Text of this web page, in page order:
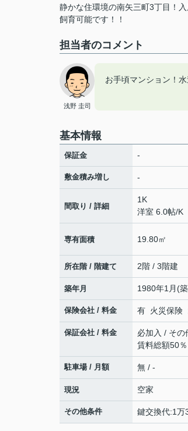
静かな住環境の南矢三町3丁目！
飼育可能です！！
担当者のコメント
浅野 圭司
お手頃マンション！水
基本情報
保証金 -
敷金積み増し -
間取り / 詳細
1K
洋室 6.0帖/K
専有面積 19.80㎡
所在階 / 階建て 2階 / 3階建
築年月 1980年1月(
保険会社 / 料金 有 火災保険
保証会社 / 料金
必加入 / その
賃料総額50
駐車場 / 月額 無 / -
現況 空家
その他条件 鍵交換代:1万